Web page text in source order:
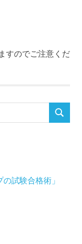
すのでご注意くだ
検
試験合格術」